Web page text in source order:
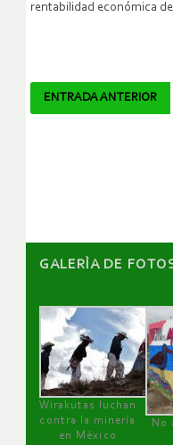
rentabilidad económica
Navegador
ENTRADA ANTERIOR
GALERÌA DE
Wirakutas luchan
contra la minería
en México
No